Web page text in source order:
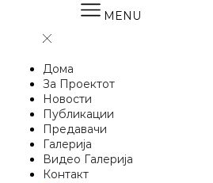
MENU
Дома
За Проектот
Новости
Публикации
Предавачи
Галерија
Видео Галерија
Контакт